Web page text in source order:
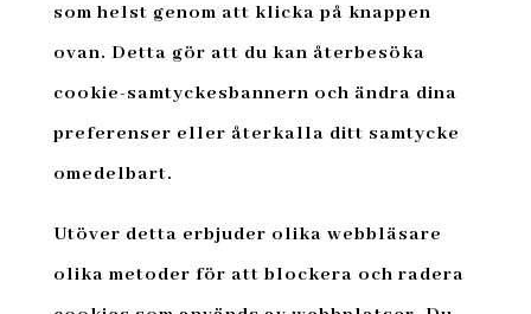
som helst genom att klicka på knappen
ovan. Detta gör att du kan återbesöka
cookie-samtyckesbannern och ändra dina
preferenser eller återkalla ditt samtycke
omedelbart.
Utöver detta erbjuder olika webbläsare
olika metoder för att blockera och radera